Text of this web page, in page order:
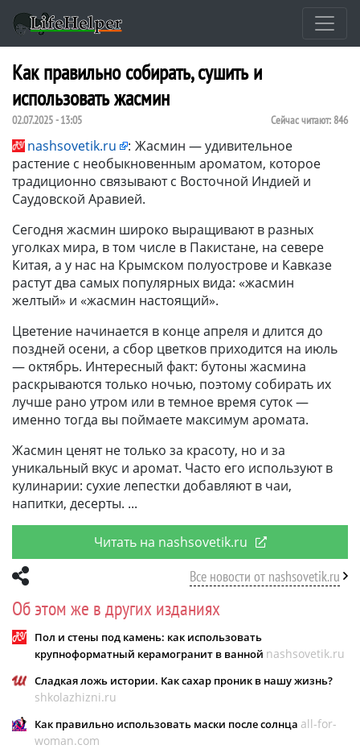
Как правильно собирать, сушить и
использовать жасмин
02.07.2025 - 13:05 Сейчас читают: 846
nashsovetik.ru : Жасмин — удивительное
растение с необыкновенным ароматом, которое
традиционно связывают с Восточной Индией и
Саудовской Аравией.
Сегодня жасмин широко выращивают в разных
уголках мира, в том числе в Пакистане, на севере
Китая, а у нас на Крымском полуострове и Кавказе
растут два самых популярных вида: «жасмин
желтый» и «жасмин настоящий».
Цветение начинается в конце апреля и длится до
поздней осени, а сбор цветков приходится на июль
— октябрь. Интересный факт: бутоны жасмина
раскрываются только ночью, поэтому собирать их
лучше рано утром или в темное время суток —
именно тогда вы поймаете максимум аромата.
Жасмин ценят не только за красоту, но и за
уникальный вкус и аромат. Часто его используют в
кулинарии: сухие лепестки добавляют в чаи,
напитки, десерты.
Читать на nashsovetik.ru
Все новости от nashsovetik.ru
Об этом же в других изданиях
Пол и стены под камень: как использовать
крупноформатный керамогранит в ванной nashsovetik.ru
Сладкая ложь истории. Как сахар проник в нашу жизнь?
shkolazhizni.ru
Как правильно использовать маски после солнца all-for-
woman.com